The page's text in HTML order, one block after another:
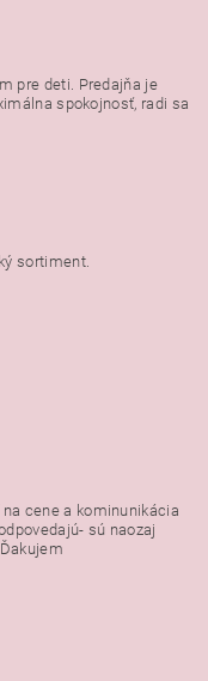
pre deti. Predajňa je
spokojnosť, radi sa
sortiment.
cene a kominunikácia
sú naozaj